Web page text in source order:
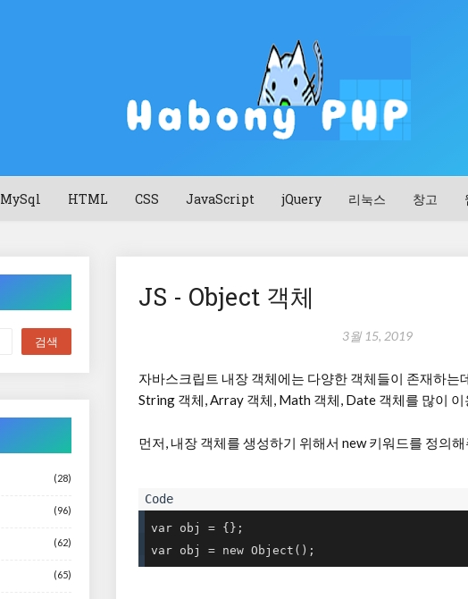
MySql HTML CSS JavaScript jQuery 리눅스 창고
JS - Object 객체
3월 15, 2019
자바스크립트 내장 객체에는 다양한 객체들이 존재하는
String 객체, Array 객체, Math 객체, Date 객체를 많이 이
먼저, 내장 객체를 생성하기 위해서 new 키워드를 정의
var obj = {};
var obj = new Object();
(28)
(96)
(62)
(65)